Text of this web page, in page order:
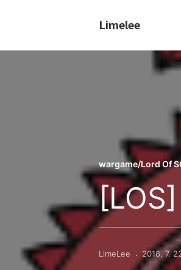
Limelee
wargame/Lord Of
LimeLee 2018. 7.